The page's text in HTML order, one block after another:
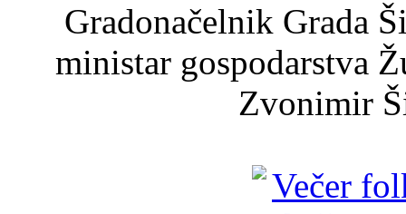
Gradonačelnik Grada
ministar gospodarstva
Zvonimir